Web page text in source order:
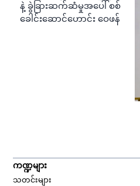
နဲ့ ခွဲခြားဆက်ဆံမှုအပေါ် စစ်
ခေါင်းဆောင်ဟောင်း ဝေဖန်
ကဏ္ဍများ
သတင်းများ